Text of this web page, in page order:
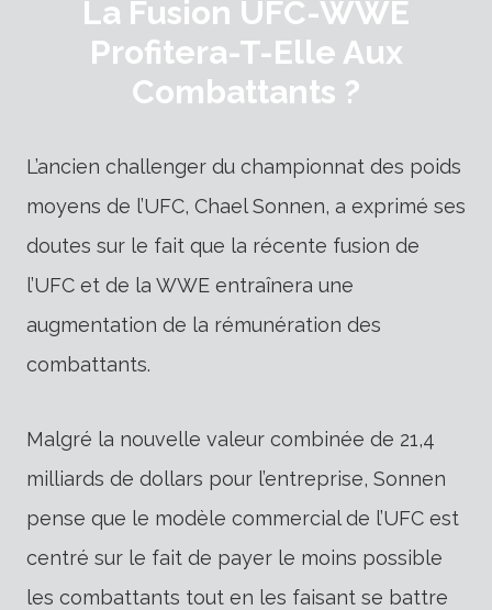
La Fusion UFC-WWE
Profitera-T-Elle Aux
Combattants ?
L’ancien challenger du championnat des poids
moyens de l’UFC, Chael Sonnen, a exprimé ses
doutes sur le fait que la récente fusion de
l’UFC et de la WWE entraînera une
augmentation de la rémunération des
combattants.
Malgré la nouvelle valeur combinée de 21,4
milliards de dollars pour l’entreprise, Sonnen
pense que le modèle commercial de l’UFC est
centré sur le fait de payer le moins possible
les combattants tout en les faisant se battre